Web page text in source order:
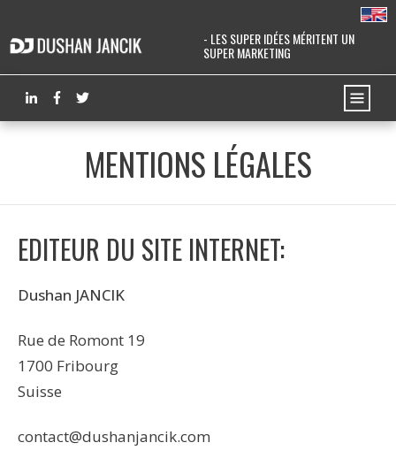
- LES SUPER IDÉES MÉRITENT UN
SUPER MARKETING
MENTIONS LÉGALES
EDITEUR DU SITE INTERNET:
Dushan JANCIK
Rue de Romont 19
1700 Fribourg
Suisse
contact@dushanjancik.com